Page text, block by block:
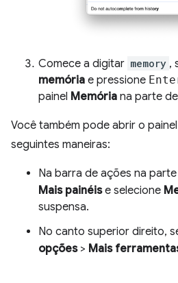
Comece a digitar memory ,
memória e pressione
painel Memória na parte
Você também pode abrir o painel
seguintes maneiras:
Na barra de ações na
Mais painéise selecione
suspensa.
No canto superior direito,
opções> Mais